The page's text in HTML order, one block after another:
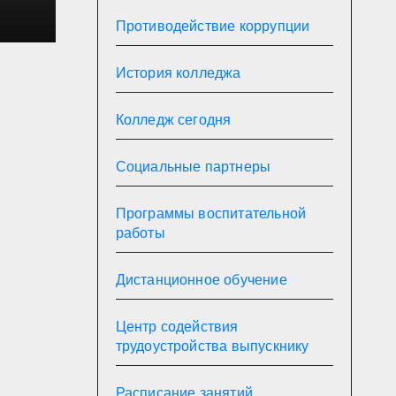
в
Противодействие коррупции
История колледжа
Колледж сегодня
Социальные партнеры
Программы воспитательной
работы
Дистанционное обучение
Центр содействия
трудоустройства выпускнику
Расписание занятий